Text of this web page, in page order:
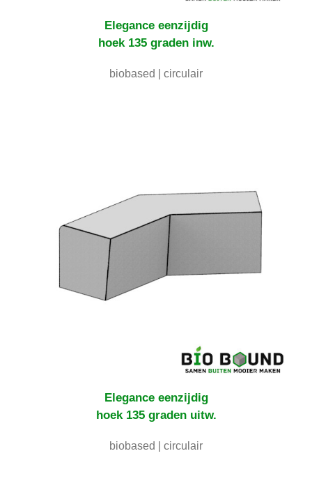
Elegance eenzijdig
hoek 135 graden inw.
biobased | circulair
Elegance eenzijdig
hoek 135 graden uitw.
biobased | circulair